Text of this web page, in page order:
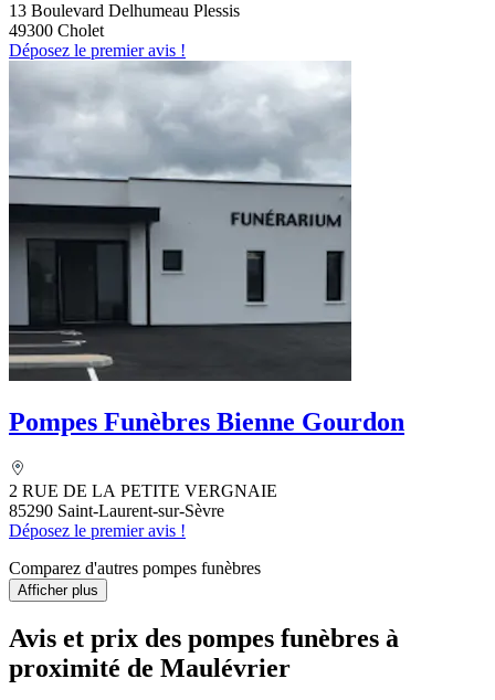
13 Boulevard Delhumeau Plessis
49300 Cholet
Déposez le premier avis !
Pompes Funèbres Bienne Gourdon
2 RUE DE LA PETITE VERGNAIE
85290 Saint-Laurent-sur-Sèvre
Déposez le premier avis !
Comparez d'autres pompes funèbres
Afficher plus
Avis et prix des pompes funèbres à
proximité de Maulévrier